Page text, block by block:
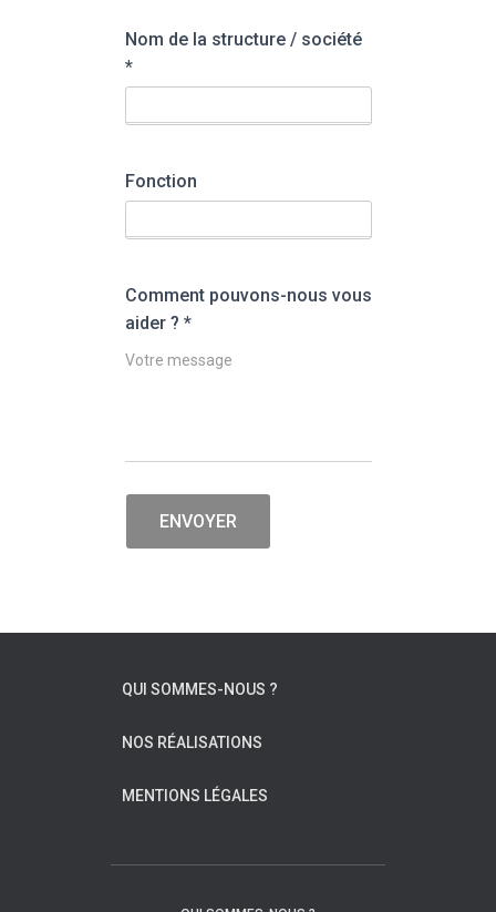
Nom de la structure / société
*
Fonction
Comment pouvons-nous vous
aider ? *
ENVOYER
QUI SOMMES-NOUS ?
NOS RÉALISATIONS
MENTIONS LÉGALES